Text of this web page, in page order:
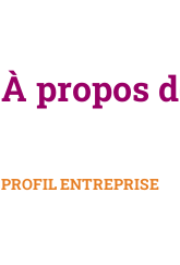
À propos
PROFIL ENTREPRISE